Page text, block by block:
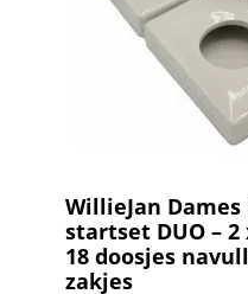
WillieJan
startset DUO –
18 doosjes
zakjes